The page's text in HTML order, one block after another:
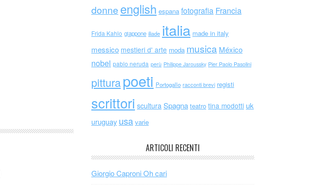
donne english espana fotografia Francia
Frida Kahlo giappone iliade italia made in italy
messico mestieri d' arte moda musica México
nobel pablo neruda perù Philippe Jaroussky Pier Paolo Pasolini
pitturapoeti Portogallo racconti brevi registi
scrittori scultura Spagna teatro tina modotti uk
uruguay usa varie
ARTICOLI RECENTI
Giorgio Caproni Oh cari